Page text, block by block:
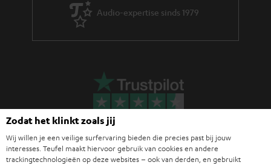
Audio-expertise sinds 1979
Zodat het klinkt zoals jij
Wij willen je een veilige surfervaring bieden die precies past bij jouw
interesses. Teufel maakt hiervoor gebruik van cookies en andere
trackingtechnologieën op deze websites – ook van derden, en gebruikt